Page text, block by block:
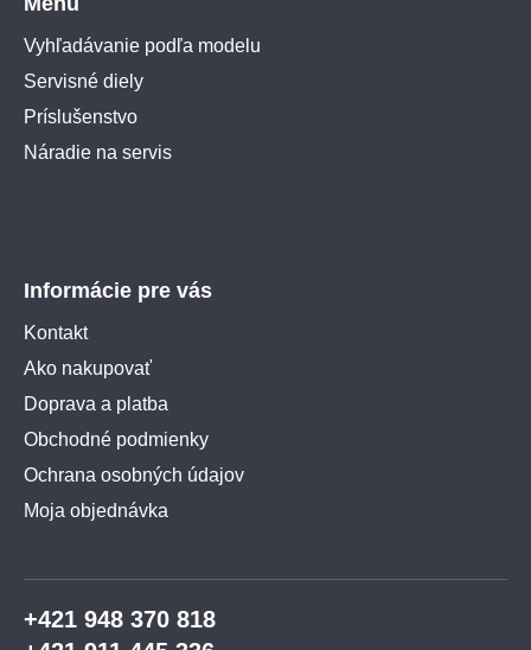
Vyhľadávanie podľa modelu
Servisné diely
Príslušenstvo
Náradie na servis
Informácie pre vás
Kontakt
Ako nakupovať
Doprava a platba
Obchodné podmienky
Ochrana osobných údajov
Moja objednávka
+421 948 370 818